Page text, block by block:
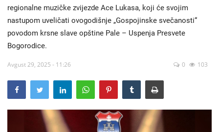
Politika
Sport
Korona Virus
Auto-moto
regionalne muzičke zvijezde Ace Lukasa, koji će svojim
nastupom uveličati ovogodišnje „Gospojinske svečanosti“
povodom krsne slave opštine Pale – Uspenja Presvete
Bogorodice.
Avgust 29, 2025 - 11:26 0 103